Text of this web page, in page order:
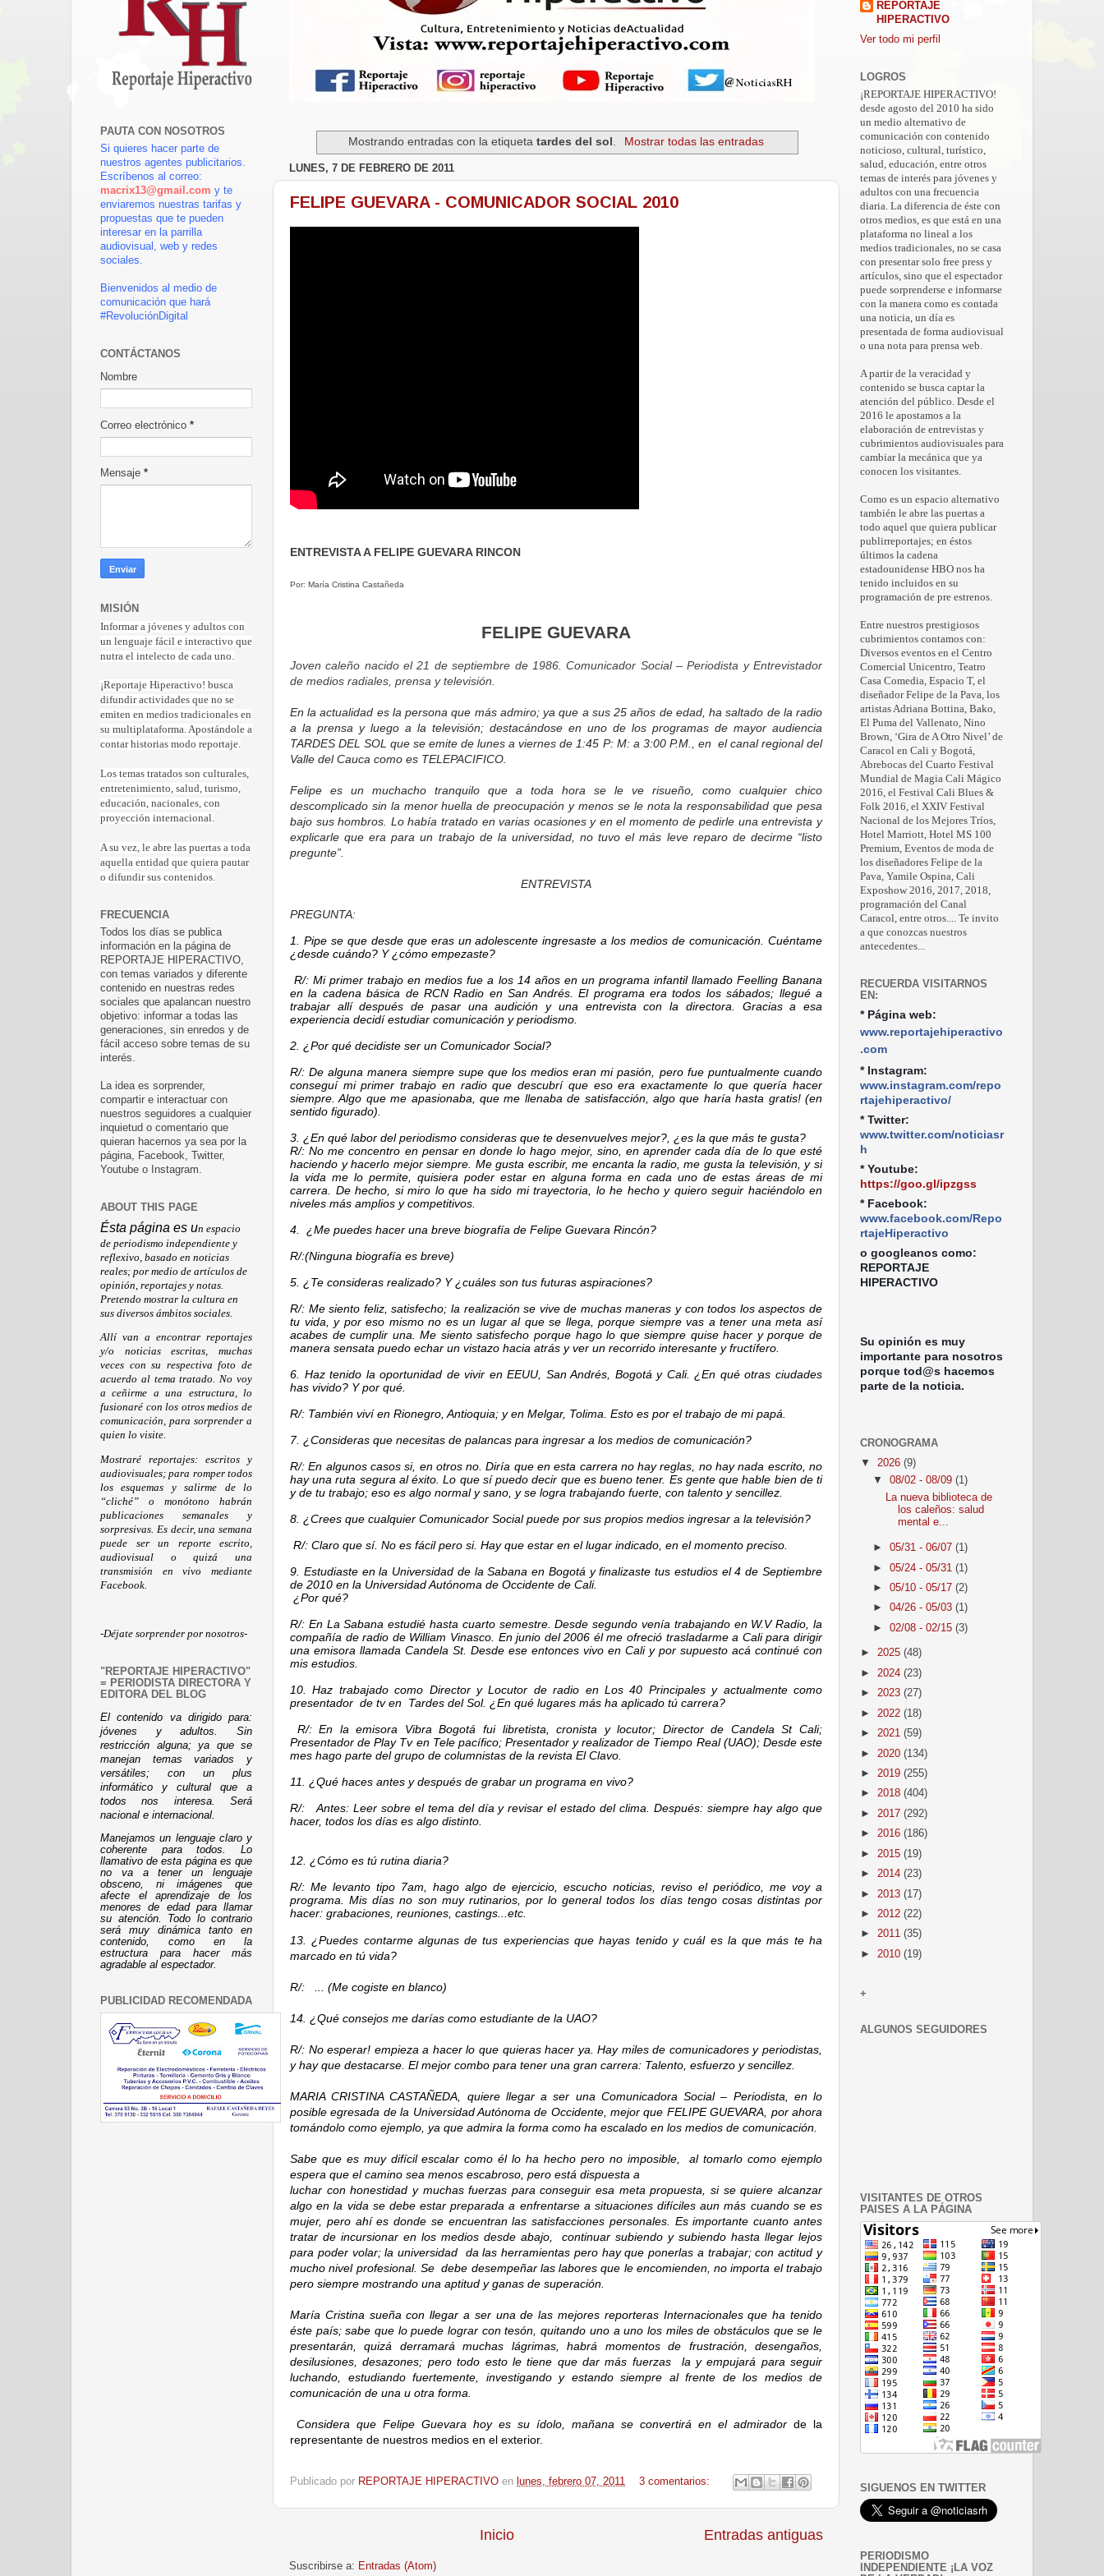
Mostrando entradas con la etiquetatardes del sol Mostrar todas las entradas
LUNES, 7 DE FEBRERO DE 2011
FELIPE GUEVARA - COMUNICADOR SOCIAL 2010
ENTREVISTA A FELIPE GUEVARA RINCON
Por: María Cristina Castañeda
FELIPE GUEVARA
Joven caleño nacido el 21 de septiembre de 1986. Comunicador Social – Periodista y Entrevistador
de medios radiales, prensa y televisión.
En la actualidad es la persona que más admiro; ya que a sus 25 años de edad, ha saltado de la radio
a la prensa y luego a la televisión; destacándose en uno de los programas de mayor audiencia
TARDES DEL SOL que se emite de lunes a viernes de 1:45 P: M: a 3:00 P.M., en el canal regional del
Valle del Cauca como es TELEPACIFICO.
Felipe es un muchacho tranquilo que a toda hora se le ve risueño, como cualquier chico
descomplicado sin la menor huella de preocupación y menos se le nota la responsabilidad que pesa
bajo sus hombros. Lo había tratado en varias ocasiones y en el momento de pedirle una entrevista y
explicarle que era para un trabajo de la universidad, no tuvo el más leve reparo de decirme “listo
pregunte”.
ENTREVISTA
PREGUNTA:
1. Pipe se que desde que eras un adolescente ingresaste a los medios de comunicación. Cuéntame
¿desde cuándo? Y ¿cómo empezaste?
R/: Mi primer trabajo en medios fue a los 14 años en un programa infantil llamado Feelling Banana
en la cadena básica de RCN Radio en San Andrés. El programa era todos los sábados; llegué a
trabajar allí después de pasar una audición y una entrevista con la directora. Gracias a esa
experiencia decidí estudiar comunicación y periodismo.
2. ¿Por qué decidiste ser un Comunicador Social?
R/: De alguna manera siempre supe que los medios eran mi pasión, pero fue puntualmente cuando
conseguí mi primer trabajo en radio que descubrí que eso era exactamente lo que quería hacer
siempre. Algo que me apasionaba, que me llenaba de satisfacción, algo que haría hasta gratis! (en
sentido figurado).
3. ¿En qué labor del periodismo consideras que te desenvuelves mejor?, ¿es la que más te gusta?
R/: No me concentro en pensar en donde lo hago mejor, sino, en aprender cada día de lo que esté
haciendo y hacerlo mejor siempre. Me gusta escribir, me encanta la radio, me gusta la televisión, y si
la vida me lo permite, quisiera poder estar en alguna forma en cada uno de estas áreas de mi
carrera. De hecho, si miro lo que ha sido mi trayectoria, lo he hecho y quiero seguir haciéndolo en
niveles más amplios y competitivos.
4. ¿Me puedes hacer una breve biografía de Felipe Guevara Rincón?
R/:(Ninguna biografía es breve)
5. ¿Te consideras realizado? Y ¿cuáles son tus futuras aspiraciones?
R/: Me siento feliz, satisfecho; la realización se vive de muchas maneras y con todos los aspectos de
tu vida, y por eso mismo no es un lugar al que se llega, porque siempre vas a tener una meta así
acabes de cumplir una. Me siento satisfecho porque hago lo que siempre quise hacer y porque de
manera sensata puedo echar un vistazo hacia atrás y ver un recorrido interesante y fructífero.
6. Haz tenido la oportunidad de vivir en EEUU, San Andrés, Bogotá y Cali. ¿En qué otras ciudades
has vivido? Y por qué.
R/: También viví en Rionegro, Antioquia; y en Melgar, Tolima. Esto es por el trabajo de mi papá.
7. ¿Consideras que necesitas de palancas para ingresar a los medios de comunicación?
R/: En algunos casos si, en otros no. Diría que en esta carrera no hay reglas, no hay nada escrito, no
hay una ruta segura al éxito. Lo que sí puedo decir que es bueno tener. Es gente que hable bien de ti
y de tu trabajo; eso es algo normal y sano, y se logra trabajando fuerte, con talento y sencillez.
8. ¿Crees que cualquier Comunicador Social puede por sus propios medios ingresar a la televisión?
R/: Claro que sí. No es fácil pero si. Hay que estar en el lugar indicado, en el momento preciso.
9. Estudiaste en la Universidad de la Sabana en Bogotá y finalizaste tus estudios el 4 de Septiembre
de 2010 en la Universidad Autónoma de Occidente de Cali.
¿Por qué?
R/: En La Sabana estudié hasta cuarto semestre. Desde segundo venía trabajando en W.V Radio, la
compañía de radio de William Vinasco. En junio del 2006 él me ofreció trasladarme a Cali para dirigir
una emisora llamada Candela St. Desde ese entonces vivo en Cali y por supuesto acá continué con
mis estudios.
10. Haz trabajado como Director y Locutor de radio en Los 40 Principales y actualmente como
presentador de tv en Tardes del Sol. ¿En qué lugares más ha aplicado tú carrera?
R/: En la emisora Vibra Bogotá fui libretista, cronista y locutor; Director de Candela St Cali;
Presentador de Play Tv en Tele pacífico; Presentador y realizador de Tiempo Real (UAO); Desde este
mes hago parte del grupo de columnistas de la revista El Clavo.
11. ¿Qué haces antes y después de grabar un programa en vivo?
R/: Antes: Leer sobre el tema del día y revisar el estado del clima. Después: siempre hay algo que
hacer, todos los días es algo distinto.
12. ¿Cómo es tú rutina diaria?
R/: Me levanto tipo 7am, hago algo de ejercicio, escucho noticias, reviso el periódico, me voy a
programa. Mis días no son muy rutinarios, por lo general todos los días tengo cosas distintas por
hacer: grabaciones, reuniones, castings...etc.
13. ¿Puedes contarme algunas de tus experiencias que hayas tenido y cuál es la que más te ha
marcado en tú vida?
R/: ... (Me cogiste en blanco)
14. ¿Qué consejos me darías como estudiante de la UAO?
R/: No esperar! empieza a hacer lo que quieras hacer ya. Hay miles de comunicadores y periodistas,
y hay que destacarse. El mejor combo para tener una gran carrera: Talento, esfuerzo y sencillez.
MARIA CRISTINA CASTAÑEDA, quiere llegar a ser una Comunicadora Social – Periodista, en lo
posible egresada de la Universidad Autónoma de Occidente, mejor que FELIPE GUEVARA, por ahora
tomándolo como ejemplo, ya que admira la forma como ha escalado en los medios de comunicación.
Sabe que es muy difícil escalar como él lo ha hecho pero no imposible, al tomarlo como ejemplo
espera que el camino sea menos escabroso, pero está dispuesta a
luchar con honestidad y muchas fuerzas para conseguir esa meta propuesta, si se quiere alcanzar
algo en la vida se debe estar preparada a enfrentarse a situaciones difíciles aun más cuando se es
mujer, pero ahí es donde se encuentran las satisfacciones personales. Es importante cuanto antes
tratar de incursionar en los medios desde abajo, continuar subiendo y subiendo hasta llegar lejos
para poder volar; la universidad da las herramientas pero hay que ponerlas a trabajar; con actitud y
mucho nivel profesional. Se debe desempeñar las labores que le encomienden, no importa el trabajo
pero siempre mostrando una aptitud y ganas de superación.
María Cristina sueña con llegar a ser una de las mejores reporteras Internacionales que ha tenido
éste país; sabe que lo puede lograr con tesón, quitando uno a uno los miles de obstáculos que se le
presentarán, quizá derramará muchas lágrimas, habrá momentos de frustración, desengaños,
desilusiones, desazones; pero todo esto le tiene que dar más fuerzas la y empujará para seguir
luchando, estudiando fuertemente, investigando y estando siempre al frente de los medios de
comunicación de una u otra forma.
Considera que Felipe Guevara hoy es su ídolo, mañana se convertirá en el admirador de la
representante de nuestros medios en el exterior.
Publicado por REPORTAJE HIPERACTIVO en lunes, febrero 07, 2011 3 comentarios:
Entradas antiguas
Inicio
Suscribirse a: Entradas (Atom)
PAUTA CON NOSOTROS
Si quieres hacer parte de
nuestros agentes publicitarios.
Escríbenos al correo:
macrix13@gmail.com y te
enviaremos nuestras tarifas y
propuestas que te pueden
interesar en la parrilla
audiovisual, web y redes
sociales.
Bienvenidos al medio de
comunicación que hará
#RevoluciónDigital
CONTÁCTANOS
Nombre
Correo electrónico *
Mensaje *
MISIÓN
Informar a jóvenes y adultos con
un lenguaje fácil e interactivo que
nutra el intelecto de cada uno.
¡Reportaje Hiperactivo! busca
difundir actividades que no se
emiten en medios tradicionales en
su multiplataforma. Apostándole a
contar historias modo reportaje.
Los temas tratados son culturales,
entretenimiento, salud, turismo,
educación, nacionales, con
proyección internacional.
A su vez, le abre las puertas a toda
aquella entidad que quiera pautar
o difundir sus contenidos.
FRECUENCIA
Todos los días se publica
información en la página de
REPORTAJE HIPERACTIVO,
con temas variados y diferente
contenido en nuestras redes
sociales que apalancan nuestro
objetivo: informar a todas las
generaciones, sin enredos y de
fácil acceso sobre temas de su
interés.
La idea es sorprender,
compartir e interactuar con
nuestros seguidores a cualquier
inquietud o comentario que
quieran hacernos ya sea por la
página, Facebook, Twitter,
Youtube o Instagram.
ABOUT THIS PAGE
Ésta página es un espacio
de periodismo independiente y
reflexivo, basado en noticias
reales; por medio de artículos de
opinión, reportajes y notas.
Pretendo mostrar la cultura en
sus diversos ámbitos sociales.
Allí van a encontrar reportajes
y/o noticias escritas, muchas
veces con su respectiva foto de
acuerdo al tema tratado. No voy
a ceñirme a una estructura, lo
fusionaré con los otros medios de
comunicación, para sorprender a
quien lo visite.
Mostraré reportajes: escritos y
audiovisuales; para romper todos
los esquemas y salirme de lo
“cliché” o monótono habrán
publicaciones semanales y
sorpresivas. Es decir, una semana
puede ser un reporte escrito,
audiovisual o quizá una
transmisión en vivo mediante
Facebook.
-Déjate sorprender por nosotros-
"REPORTAJE HIPERACTIVO"
= PERIODISTA DIRECTORA Y
EDITORA DEL BLOG
El contenido va dirigido para:
jóvenes y adultos. Sin
restricción alguna; ya que se
manejan temas variados y
versátiles; con un plus
informático y cultural que a
todos nos interesa. Será
nacional e internacional.
Manejamos un lenguaje claro y
coherente para todos. Lo
llamativo de esta página es que
no va a tener un lenguaje
obsceno, ni imágenes que
afecte el aprendizaje de los
menores de edad para llamar
su atención. Todo lo contrario
será muy dinámica tanto en
contenido, como en la
estructura para hacer más
agradable al espectador.
PUBLICIDAD RECOMENDADA
REPORTAJE
HIPERACTIVO
Ver todo mi perfil
LOGROS
¡REPORTAJE HIPERACTIVO!
desde agosto del 2010 ha sido
un medio alternativo de
comunicación con contenido
noticioso, cultural, turístico,
salud, educación, entre otros
temas de interés para jóvenes y
adultos con una frecuencia
diaria. La diferencia de éste con
otros medios, es que está en una
plataforma no lineal a los
medios tradicionales, no se casa
con presentar solo free press y
artículos, sino que el espectador
puede sorprenderse e informarse
con la manera como es contada
una noticia, un día es
presentada de forma audiovisual
o una nota para prensa web.
A partir de la veracidad y
contenido se busca captar la
atención del público. Desde el
2016 le apostamos a la
elaboración de entrevistas y
cubrimientos audiovisuales para
cambiar la mecánica que ya
conocen los visitantes.
Como es un espacio alternativo
también le abre las puertas a
todo aquel que quiera publicar
publirreportajes; en éstos
últimos la cadena
estadounidense HBO nos ha
tenido incluidos en su
programación de pre estrenos.
Entre nuestros prestigiosos
cubrimientos contamos con:
Diversos eventos en el Centro
Comercial Unicentro, Teatro
Casa Comedia, Espacio T, el
diseñador Felipe de la Pava, los
artistas Adriana Bottina, Bako,
El Puma del Vallenato, Nino
Brown, ‘Gira de A Otro Nivel’ de
Caracol en Cali y Bogotá,
Abrebocas del Cuarto Festival
Mundial de Magia Cali Mágico
2016, el Festival Cali Blues &
Folk 2016, el XXIV Festival
Nacional de los Mejores Tríos,
Hotel Marriott, Hotel MS 100
Premium, Eventos de moda de
los diseñadores Felipe de la
Pava, Yamile Ospina, Cali
Exposhow 2016, 2017, 2018,
programación del Canal
Caracol, entre otros.... Te invito
a que conozcas nuestros
antecedentes...
RECUERDA VISITARNOS
EN:
* Página web:
www.reportajehiperactivo
.com
* Instagram:
www.instagram.com/repo
rtajehiperactivo/
* Twitter:
www.twitter.com/noticiasr
h
* Youtube:
https://goo.gl/ipzgss
* Facebook:
www.facebook.com/Repo
rtajeHiperactivo
o googleanos como:
REPORTAJE
HIPERACTIVO
Su opinión es muy
importante para nosotros
porque tod@s hacemos
parte de la noticia.
CRONOGRAMA
▼ 2026 (9)
▼08/02 - 08/09(1)
La nueva biblioteca de
los caleños: salud
mental e...
►05/31 - 06/07(1)
►05/24 - 05/31(1)
►05/10 - 05/17(2)
►04/26 - 05/03(1)
►02/08 - 02/15(3)
► 2025 (48)
► 2024 (23)
► 2023 (27)
► 2022 (18)
► 2021 (59)
► 2020 (134)
► 2019 (255)
► 2018 (404)
► 2017 (292)
► 2016 (186)
► 2015 (19)
► 2014 (23)
► 2013 (17)
► 2012 (22)
► 2011 (35)
► 2010 (19)
+
ALGUNOS SEGUIDORES
VISITANTES DE OTROS
PAISES A LA PÁGINA
SIGUENOS EN TWITTER
PERIODISMO
INDEPENDIENTE ¡LA VOZ